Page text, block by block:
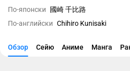
"Неприкасаемым", потому что
над ним победу. Одати мечтает
боевых искусствах. Однако, он
сходятся в поединке, в котором
Несмотря на это, он начинает
По-японски
國崎 千比路
По-английски Chihiro Kunisaki
Обзор Сейю Аниме Манга